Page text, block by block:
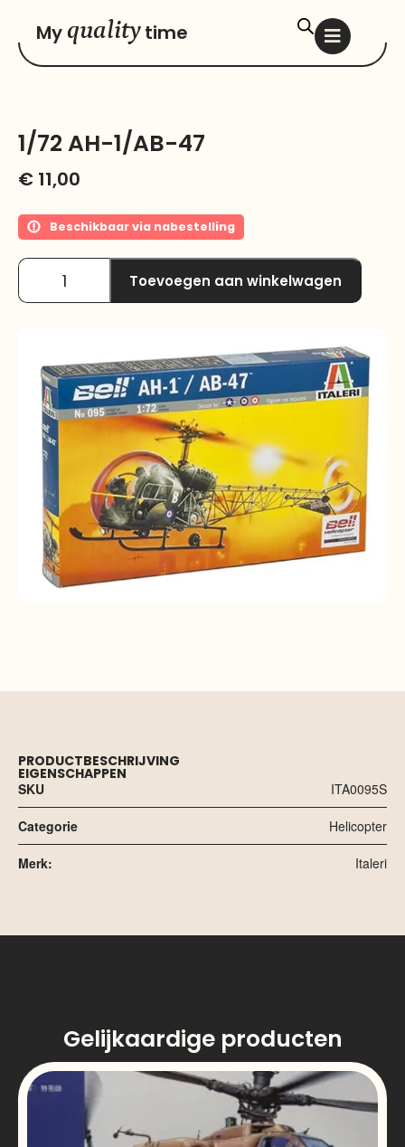
Myquality time
1/72 AH-1/AB-47
€ 11,00
Beschikbaar via nabestelling
Toevoegen aan winkelwagen
PRODUCTBESCHRIJVING
EIGENSCHAPPEN
SKU
ITA0095S
Categorie Helicopter
Merk: Italeri
Gelijkaardige producten